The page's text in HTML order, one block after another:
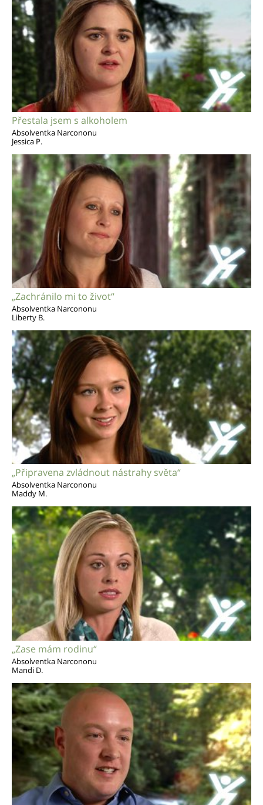
Přestala jsem s alkoholem
Absolventka Narcononu
Jessica P.
„Zachránilo mi to život“
Absolventka Narcononu
Liberty B.
„Připravena zvládnout nástrahy světa“
Absolventka Narcononu
Maddy M.
„Zase mám rodinu“
Absolventka Narcononu
Mandi D.